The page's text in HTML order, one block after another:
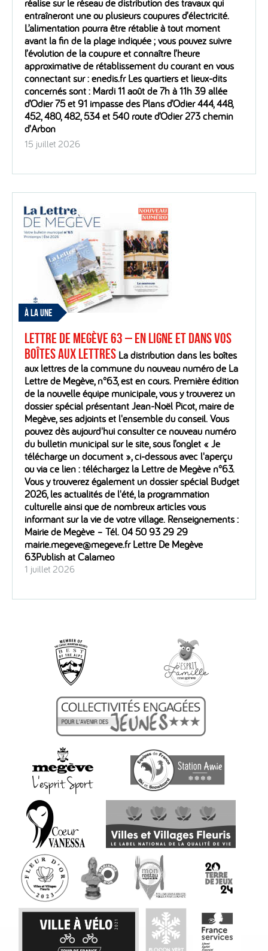
réalise sur le réseau de distribution des travaux qui
entraîneront une ou plusieurs coupures d’électricité.
L’alimentation pourra être rétablie à tout moment
avant la fin de la plage indiquée ; vous pouvez suivre
l’évolution de la coupure et connaître l’heure
approximative de rétablissement du courant en vous
connectant sur : enedis.fr Les quartiers et lieux-dits
concernés sont : Mardi 11 août de 7h à 11h 39 allée
d’Odier 75 et 91 impasse des Plans d’Odier 444, 448,
452, 480, 482, 534 et 540 route d’Odier 273 chemin
d’Arbon
15 juillet 2026
À LA UNE
Lettre de Megève 63 – En ligne et dans vos
boîtes aux lettres La distribution dans les boîtes
aux lettres de la commune du nouveau numéro de La
Lettre de Megève, n°63, est en cours. Première édition
de la nouvelle équipe municipale, vous y trouverez un
dossier spécial présentant Jean-Noël Picot, maire de
Megève, ses adjoints et l'ensemble du conseil. Vous
pouvez dès aujourd'hui consulter ce nouveau numéro
du bulletin municipal sur le site, sous l’onglet « Je
télécharge un document », ci-dessous avec l'aperçu
ou via ce lien : téléchargez la Lettre de Megève n°63.
Vous y trouverez également un dossier spécial Budget
2026, les actualités de l'été, la programmation
culturelle ainsi que de nombreux articles vous
informant sur la vie de votre village. Renseignements :
Mairie de Megève – Tél. 04 50 93 29 29
mairie.megeve@megeve.fr Lettre De Megève
63Publish at Calameo
1 juillet 2026